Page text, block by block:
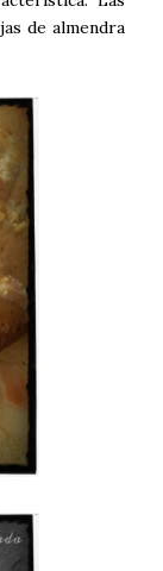
de almendra